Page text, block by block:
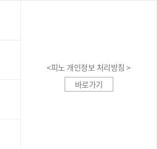
<피노 개인정보 처리방침 >
바로가기